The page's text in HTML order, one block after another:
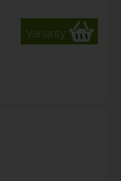
Varianty